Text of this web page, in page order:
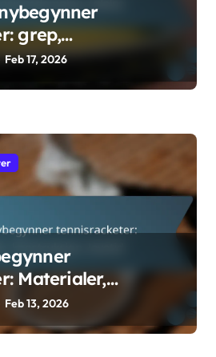
grep,
følelse
Feb 17, 2026
Materialer,
levetid
Feb 13, 2026